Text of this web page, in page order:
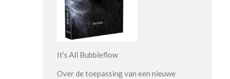
It's All Bubbleflow
Over de toepassing van een nieuwe